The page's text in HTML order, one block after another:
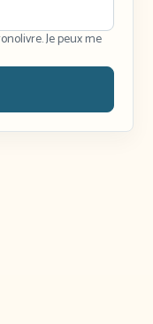
Je peux me